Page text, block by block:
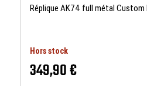
Réplique AK74 full métal Custom
Hors stock
349,90 €